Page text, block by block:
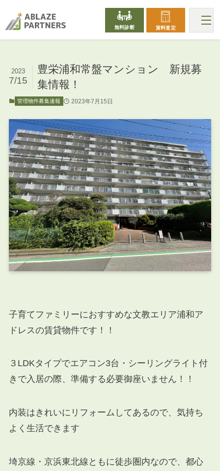
無料診断 賃料査定
豊栄浦和常盤マンション 新規募
集情報！
2023
7/15
管理物件募集速報 2023年7月15日
子育てファミリーにおすすめな文教エリア浦和ア
ドレスの賃貸物件です！！
３LDKタイプでエアコン3台・シーリングライト付
きで入居の際、準備する必要御座いません！！
内装はきれいにリフォームしてあるので、気持ち
よく生活できます
埼京線・京浜東北線ともに徒歩圏内なので、都心